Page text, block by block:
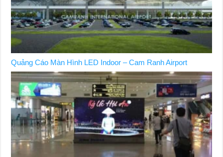
Quảng Cáo Màn Hình LED Indoor – Cam Ranh Airport